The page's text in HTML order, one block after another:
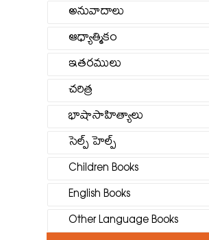
అనువాదాలు
ఆధ్యాత్మికం
ఇతరములు
చరిత్ర
భాషాసాహిత్యాలు
సెల్ప్ హెల్ప్
Children Books
English Books
Other Language Books